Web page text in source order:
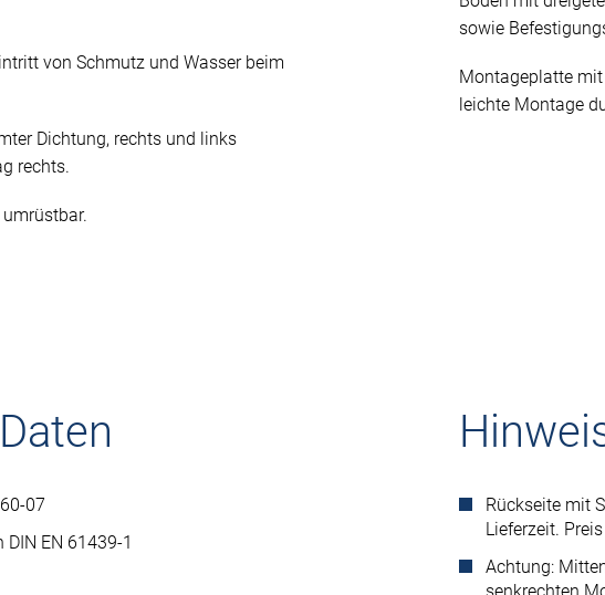
von Schmutz und Wasser beim
Dichtung, rechts und links
rechts.
sowie
Montageplatte
leichte Montage
07
DIN EN 61439-1
Rückseite mit
Lieferzeit.
Achtung: